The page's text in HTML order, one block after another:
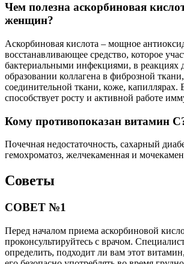
Чем полезна аскорбиновая
женщин?
Аскорбиновая кислота – мощное
восстанавливающее средство, которое
бактериальными инфекциями, в реакциях
образовании коллагена в фиброзной ткани,
соединительной ткани, коже,
способствует росту и активной работе
Кому противопоказан витамин
Почечная недостаточность, сахарный
гемохроматоз, желчекаменная и
Советы
СОВЕТ №1
Перед началом приема аскорбиновой
проконсультируйтесь с врачом.
определить, подходит ли вам этот